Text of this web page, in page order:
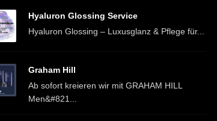
Hyaluron Glossing Service
Hyaluron Glossing – Luxusglanz & Pflege für...
Graham Hill
Ab sofort kreieren wir mit GRAHAM HILL
Men&#821...